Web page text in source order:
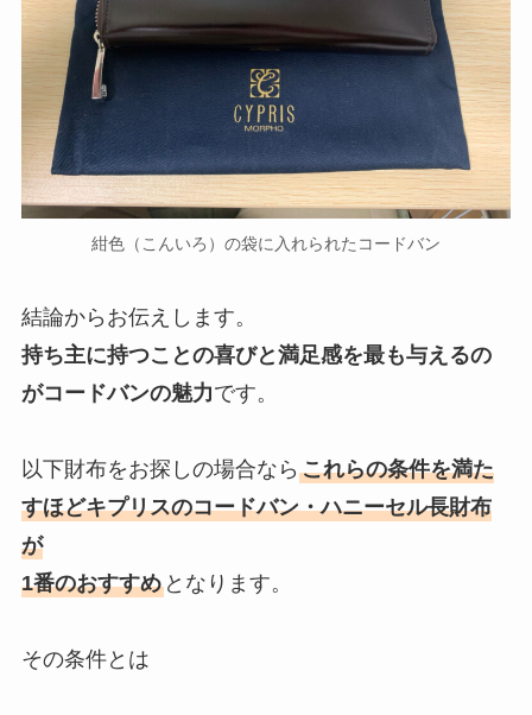
紺色（こんいろ）の袋に入れられたコードバン
結論からお伝えします。
持ち主に持つことの喜びと満足感を最も与えるの
がコードバンの魅力です。
以下財布をお探しの場合なら これらの条件を満た
すほどキプリスのコードバン・ハニーセル長財布
が
1番のおすすめとなります。
その条件とは